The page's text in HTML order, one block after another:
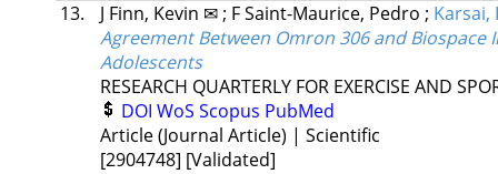
13.
J Finn, Kevin ✉; F Saint-Maurice, Pedro ; Karsai,
Agreement Between Omron 306 and Biospace
Adolescents
RESEARCH QUARTERLY FOR EXERCISE AND
DOI WoS Scopus PubMed
Article (Journal Article) | Scientific
[2904748] [Validated]